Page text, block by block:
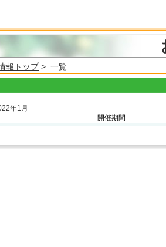
報トップ> 一覧
年1月
開催期間